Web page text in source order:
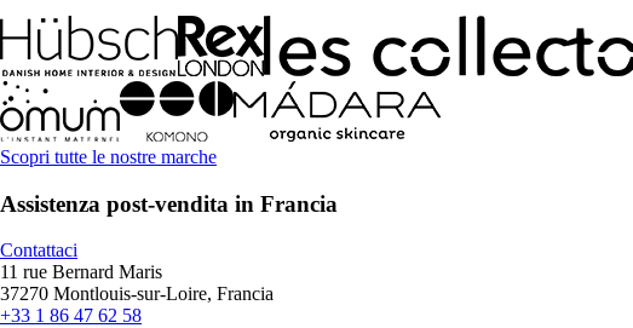
Scopri tutte le nostre marche
Assistenza post-vendita in Francia
Contattaci
11 rue Bernard Maris
37270 Montlouis-sur-Loire, Francia
+33 1 86 47 62 58